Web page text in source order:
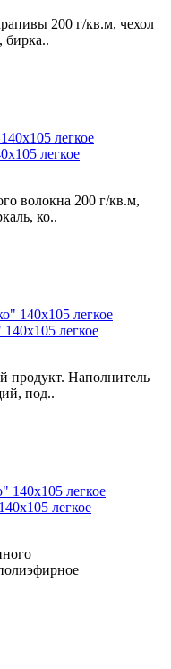
200 г/кв.м, чехол
бирка..
легкое
волокна 200 г/кв.м,
ко..
легкое
продукт. Наполнитель
под..
легкое